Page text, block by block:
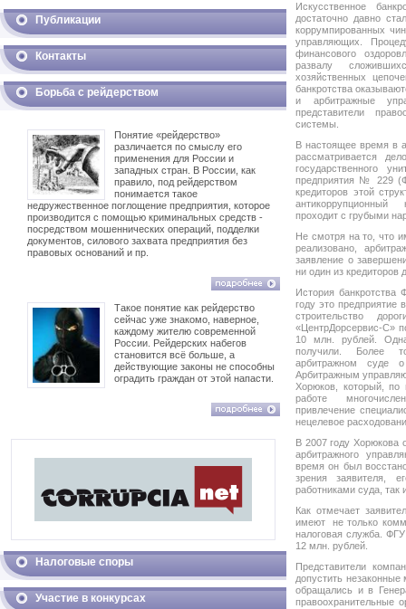
Публикации
Контакты
Борьба с рейдерством
Понятие «рейдерство»
различается по смыслу его
применения для России и
западных стран. В России, как
правило, под рейдерством
понимается такое
недружественное поглощение предприятия, которое
производится с помощью криминальных средств -
посредством мошеннических операций, подделки
документов, силового захвата предприятия без
правовых оснований и пр.
Такое понятие как рейдерство
сейчас уже знакомо, наверное,
каждому жителю современной
России. Рейдерских набегов
становится всё больше, а
действующие законы не способны
оградить граждан от этой напасти.
Налоговые споры
Участие в конкурсах
Искусственное
достаточно давно
коррумпированных
управляющих.
финансового
развалу
хозяйственных
банкротства
и арбитражные
представители
системы.
В настоящее время в
рассматривается
государственного
предприятия № 229
кредиторов этой
антикоррупционный
проходит с грубыми
Не смотря на то, что
реализовано,
заявление о
ни один из кредиторов
История
году это предприятие
строительство
«ЦентрДорсервис-С»
10 млн. рублей.
получили. Более
арбитражном суде
Арбитражным
Хорюков, который, по
работе
привлечение
нецелевое
В 2007 году Хорюкова
арбитражного
время он был
зрения заявителя,
работниками суда,
Как отмечает
имеют не только
налоговая служба.
12 млн. рублей.
Представители
допустить
обращались и в
правоохранительные